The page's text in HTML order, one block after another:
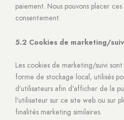
paiement. Nous pouvons placer
consentement.
5.2 Cookies de marketing/
Les cookies de marketing/suivi
forme de stockage local, utilisés
d’utilisateurs afin d’afficher de la
l’utilisateur sur ce site web ou sur
finalités marketing similaires.